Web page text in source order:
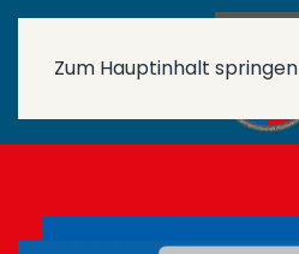
Zum Hauptinhalt springen